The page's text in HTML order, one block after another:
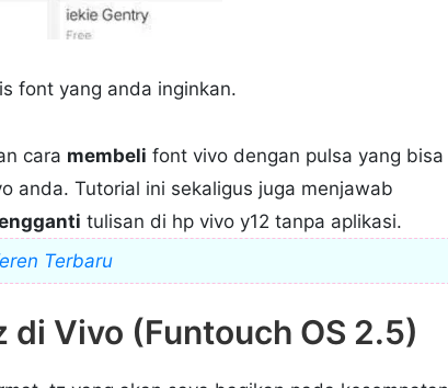
font yang anda inginkan.
cara membeli font vivo dengan pulsa yang bisa
anda. Tutorial ini sekaligus juga menjawab
tulisan di hp vivo y12 tanpa aplikasi.
Terbaru
Vivo (Funtouch OS 2.5)